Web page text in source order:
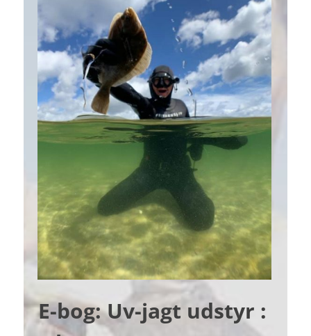
E-bog: Uv-jagt udstyr :